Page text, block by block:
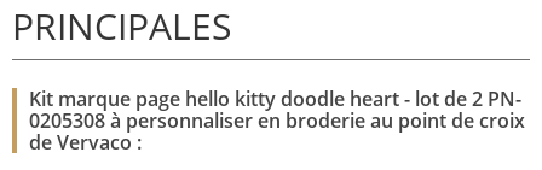
PRINCIPALES
Kit marque page hello kitty doodle heart - lot de 2 PN-
0205308 à personnaliser en broderie au point de croix
de Vervaco :